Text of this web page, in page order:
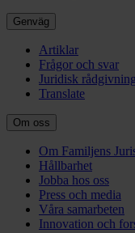
Genväg
Artiklar
Frågor och svar
Juridisk
Translate
Om oss
Om Familjens
Hållbarhet
Jobba hos oss
Press och media
Våra samarbeten
Innovation och